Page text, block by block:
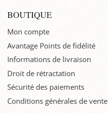
BOUTIQUE
Mon compte
Avantage Points de fidélité
Informations de livraison
Droit de rétractation
Sécurité des paiements
Conditions générales de vente